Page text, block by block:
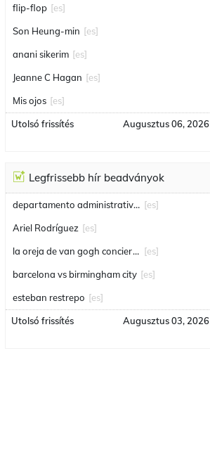
flip-flop [es]
Son Heung-min [es]
anani sikerim [es]
Jeanne C Hagan [es]
Mis ojos [es]
Utolsó frissítés Augusztus 06, 2026
Legfrissebb hír beadványok
departamento administrativo de seguridad [es]
Ariel Rodríguez [es]
la oreja de van gogh conciertos [es]
barcelona vs birmingham city [es]
esteban restrepo [es]
Utolsó frissítés Augusztus 03, 2026